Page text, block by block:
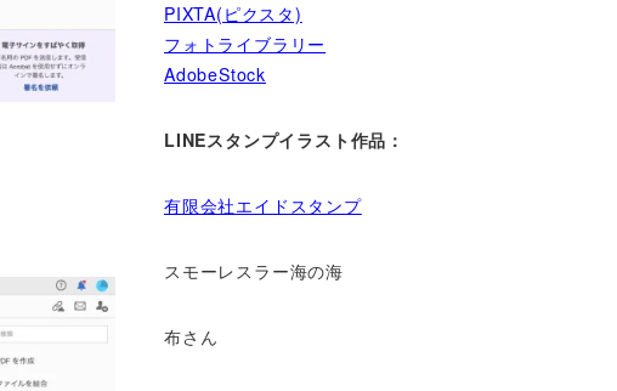
PIXTA(ピクスタ)
フォトライブラリー
AdobeStock
LINEスタンプイラスト作品：
有限会社エイドスタンプ
スモーレスラー海の海
布さん